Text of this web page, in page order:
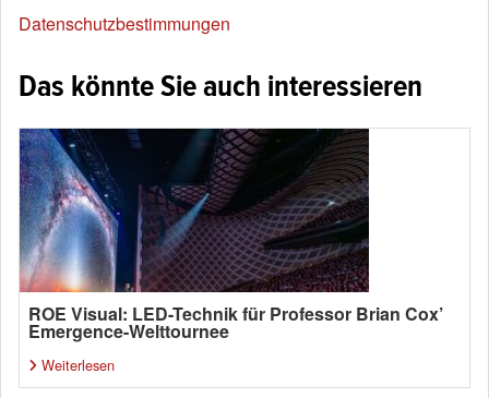
Datenschutzbestimmungen
Das könnte Sie auch interessieren
ROE Visual: LED-Technik für Professor Brian Cox’
Emergence-Welttournee
Weiterlesen